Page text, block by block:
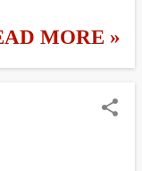
Depois trago
de outros
para
seguir
MORE »